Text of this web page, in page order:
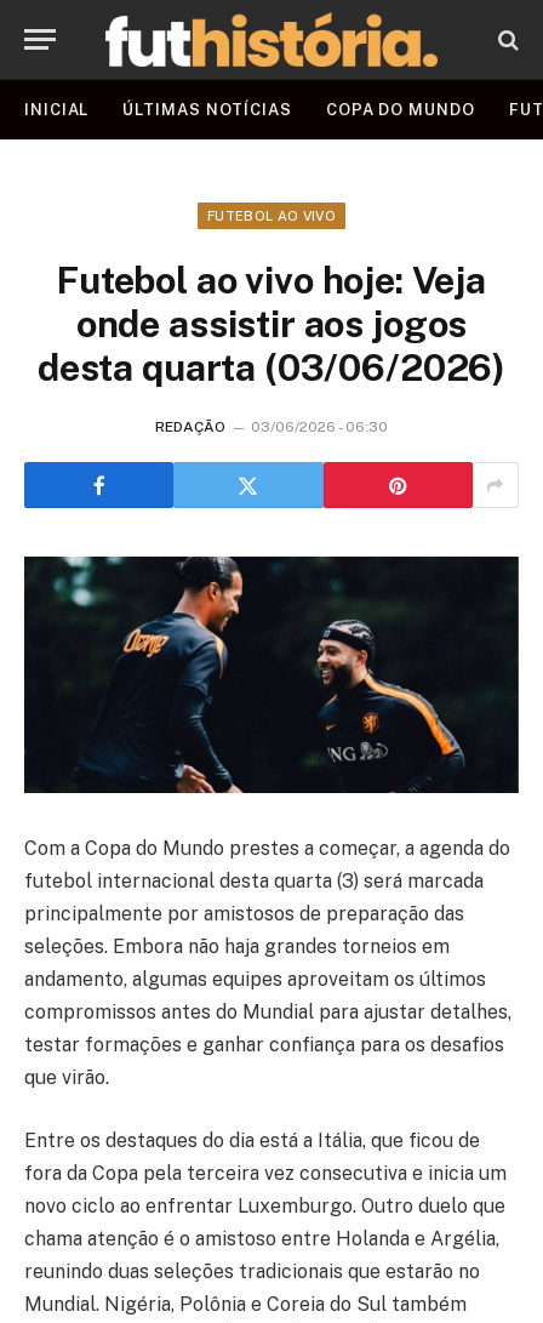
INICIAL ÚLTIMAS NOTÍCIAS COPA DO MUNDO
FUTEBOL AO VIVO
Futebol ao vivo hoje: Veja
onde assistir aos jogos
desta quarta (03/06/2026)
REDAÇÃO 03/06/2026 - 06:30
Com a Copa do Mundo prestes a começar, a agenda do
futebol internacional desta quarta (3) será marcada
principalmente por amistosos de preparação das
seleções. Embora não haja grandes torneios em
andamento, algumas equipes aproveitam os últimos
compromissos antes do Mundial para ajustar detalhes,
testar formações e ganhar confiança para os desafios
que virão.
Entre os destaques do dia está a Itália, que ficou de
fora da Copa pela terceira vez consecutiva e inicia um
novo ciclo ao enfrentar Luxemburgo. Outro duelo que
chama atenção é o amistoso entre Holanda e Argélia,
reunindo duas seleções tradicionais que estarão no
Mundial. Nigéria, Polônia e Coreia do Sul também